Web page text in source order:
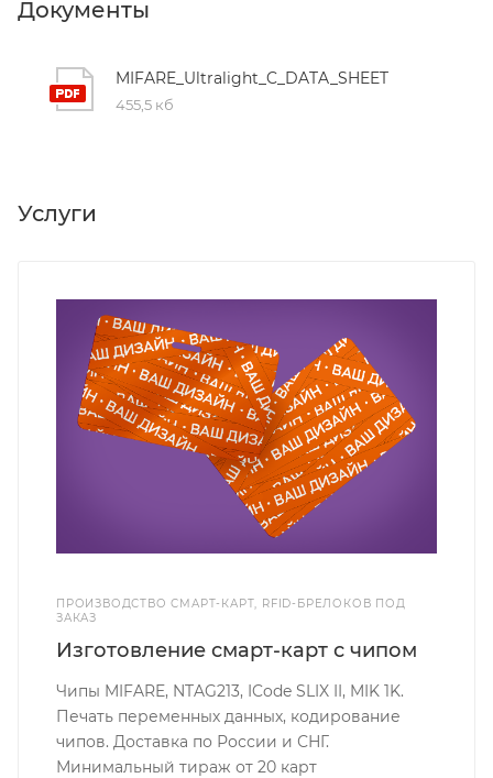
Документы
MIFARE_Ultralight_C_DATA_SHEET
455,5 кб
Услуги
ПРОИЗВОДСТВО СМАРТ-КАРТ, RFID-БРЕЛОКОВ ПОД
ЗАКАЗ
Изготовление смарт-карт с чипом
Чипы MIFARE, NTAG213, ICode SLIX II, MIK 1K.
Печать переменных данных, кодирование
чипов. Доставка по России и СНГ.
Минимальный тираж от 20 карт